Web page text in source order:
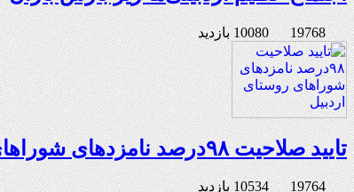
19768 10080 بازدید
تایید صلاحیت ۹۸درصد نامزدهای شوراهای روستای اردبیل
19764 10534 بازدید